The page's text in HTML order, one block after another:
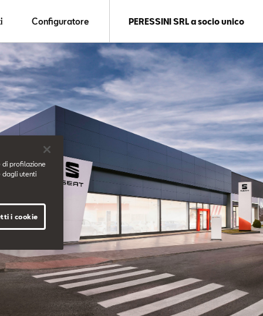
Configuratore PERESSINI SRL a socio unico
di profilazione
dagli utenti
i cookie